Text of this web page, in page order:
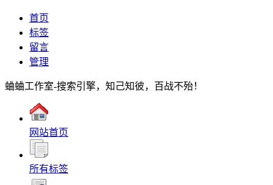
首页
标签
留言
管理
蛐蛐工作室-搜索引擎，知己知彼，百战不殆！
网站首页
所有标签